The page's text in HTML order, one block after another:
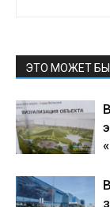
ЭТО МОЖЕТ